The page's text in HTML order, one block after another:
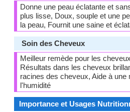
Donne une peau éclatante et
plus lisse, Doux, souple et une
la peau, Fournit une saine et
Soin des Cheveux
Meilleur remède pour les
Résultats dans les cheveux
racines des cheveux, Aide à une
l'humidité
Importance et Usages